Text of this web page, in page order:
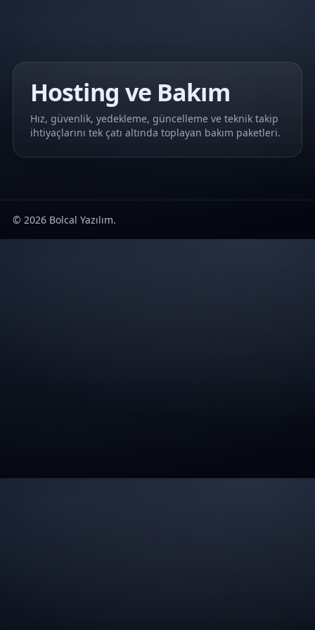
Hosting ve Bakım
Hız, güvenlik, yedekleme, güncelleme ve teknik takip
ihtiyaçlarını tek çatı altında toplayan bakım paketleri.
© 2026 Bolcal Yazılım.